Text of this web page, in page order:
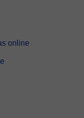
online